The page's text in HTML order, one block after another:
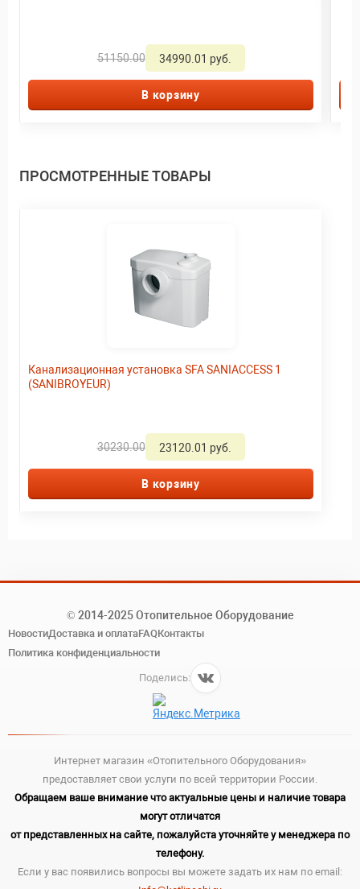
51150.00 34990.01 руб.
В корзину
ПРОСМОТРЕННЫЕ ТОВАРЫ
Канализационная установка SFA SANIACCESS 1
(SANIBROYEUR)
30230.00 23120.01 руб.
В корзину
© 2014-2025 Отопительное Оборудование
НовостиДоставка и оплатаFAQКонтакты
Политика конфиденциальности
Поделись:
Интернет магазин «Отопительного Оборудования»
предоставляет свои услуги по всей территории России.
Обращаем ваше внимание что актуальные цены и наличие товара
могут отличатся
от представленных на сайте, пожалуйста уточняйте у менеджера по
телефону.
Если у вас появились вопросы вы можете задать их нам по email: